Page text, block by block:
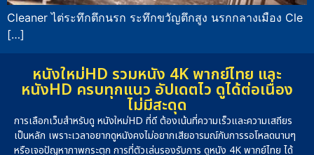
Cleaner ไต่ระทึกตึกนรก ระทึกขวัญตึกสูง นรกกลางเมือง Cle
[…]
หนังใหม่HD รวมหนัง 4K พากย์ไทย และ
หนังHD ครบทุกแนว อัปเดตไว ดูได้ต่อเนื่อง
ไม่มีสะดุด
การเลือกเว็บสำหรับดู หนังใหม่HD ที่ดี ต้องเน้นที่ความเร็วและความเสถียร
เป็นหลัก เพราะเวลาอยากดูหนังคงไม่อยากเสียอารมณ์กับการรอโหลดนานๆ
หรือเจอปัญหาภาพกระตุก การที่ตัวเล่นรองรับการ ดูหนัง 4K พากย์ไทย ได้